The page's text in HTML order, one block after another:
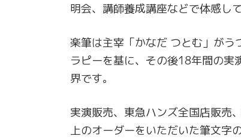
明会、講師養成講座などで体感し
楽筆は主宰「かなだ つとむ」が
ラピーを基に、その後18年間の実
界です。
実演販売、東急ハンズ全国店販売
上のオーダーをいただいた筆文字